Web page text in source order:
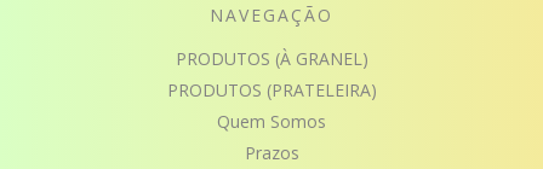
NAVEGAÇÃO
PRODUTOS (À GRANEL)
PRODUTOS (PRATELEIRA)
Quem Somos
Prazos